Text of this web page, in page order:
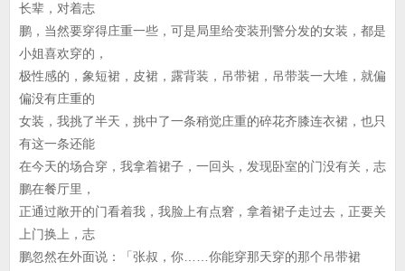
长辈，对着志
鹏，当然要穿得庄重一些，可是局里给变装刑警分发的女装，都是
小姐喜欢穿的，
极性感的，象短裙，皮裙，露背装，吊带裙，吊带装一大堆，就偏
偏没有庄重的
女装，我挑了半天，挑中了一条稍觉庄重的碎花齐膝连衣裙，也只
有这一条还能
在今天的场合穿，我拿着裙子，一回头，发现卧室的门没有关，志
鹏在餐厅里，
正通过敞开的门看着我，我脸上有点窘，拿着裙子走过去，正要关
上门换上，志
鹏忽然在外面说：「张叔，你……你能穿那天穿的那个吊带裙